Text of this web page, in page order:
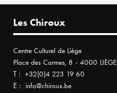
Les Chiroux
Centre Culturel de Liège
Place des Carmes, 8 - 4000 LIÈGE
T : +32(0)4 223 19 60
E : info@chiroux.be